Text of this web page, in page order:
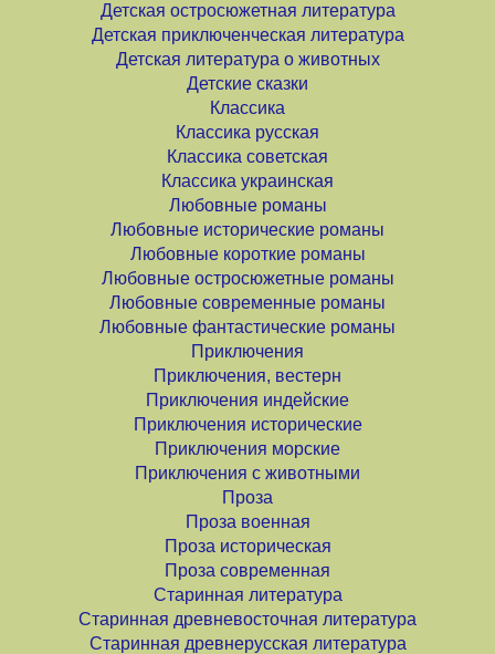
Детская остросюжетная литература
Детская приключенческая литература
Детская литература о животных
Детские сказки
Классика
Классика русская
Классика советская
Классика украинская
Любовные романы
Любовные исторические романы
Любовные короткие романы
Любовные остросюжетные романы
Любовные современные романы
Любовные фантастические романы
Приключения
Приключения, вестерн
Приключения индейские
Приключения исторические
Приключения морские
Приключения с животными
Проза
Проза военная
Проза историческая
Проза современная
Старинная литература
Старинная древневосточная литература
Старинная древнерусская литература